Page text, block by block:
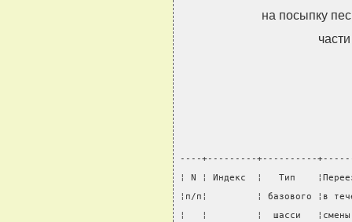
на посыпку
----+---------+----------
¦ N ¦ Индекс  ¦   Тип
¦п/п¦         ¦ базового ¦в
¦   ¦         ¦  шасси   ¦смены,